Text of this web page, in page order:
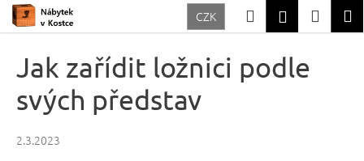
Přejít
CZK HledatPřihlášení
Jak zařídit ložnici podle
svých představ
2.3.2023
o
C
o
p